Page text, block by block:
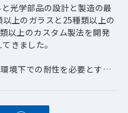
光学部品の設計と製造の最
上のガラスと25種類以上の
以上のカスタム製法を開発
きました。
境下での耐性を必要とする
る高性能薄膜コーティング
学と応用工学の経験を組み